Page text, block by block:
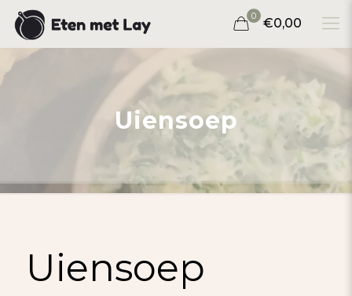
0 €0,00
Uiensoep
Uiensoep